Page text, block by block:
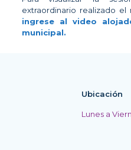
extraordinario realizado el
ingrese al video
municipal.
Ubicación
Lunes a